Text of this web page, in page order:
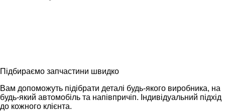
Підбираємо запчастини швидко
Вам допоможуть підібрати деталі будь-якого виробника, на
будь-який автомобіль та напівпричіп. Індивідуальний підхід
до кожного клієнта.